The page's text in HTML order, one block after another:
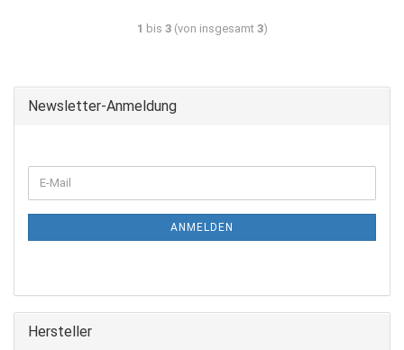
1 bis 3(von insgesamt 3)
Newsletter-Anmeldung
ANMELDEN
Hersteller